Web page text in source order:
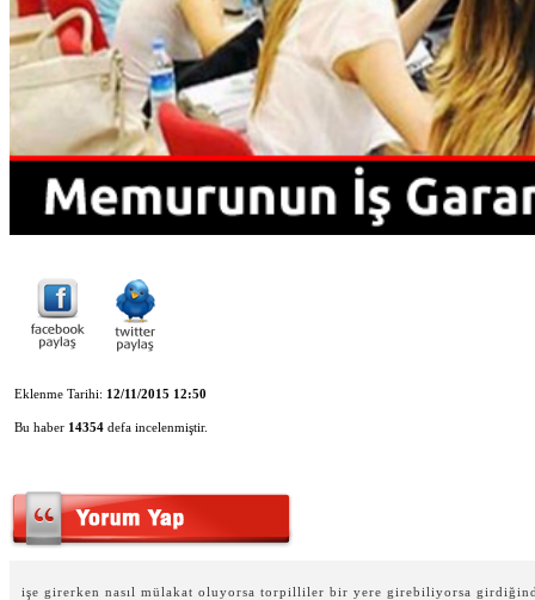
Eklenme Tarihi: 12/11/2015 12:50
Bu haber 14354 defa incelenmiştir.
işe girerken nasıl mülakat oluyorsa torpilliler bir yere girebiliyorsa